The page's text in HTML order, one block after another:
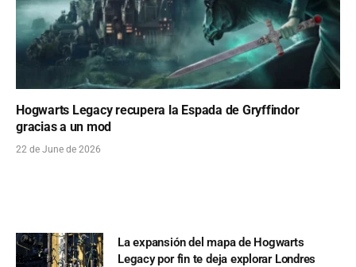
Hogwarts Legacy recupera la Espada de Gryffindor
gracias a un mod
22 de June de 2026
La expansión del mapa de Hogwarts
Legacy por fin te deja explorar Londres